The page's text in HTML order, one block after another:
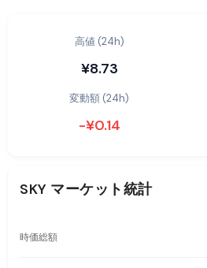
高値 (24h)
¥8.73
変動額 (24h)
-¥0.14
SKY マーケット統計
時価総額